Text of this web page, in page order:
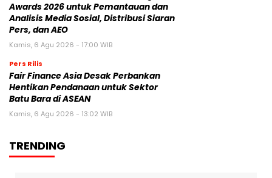
Awards 2026 untuk Pemantauan dan
Analisis Media Sosial, Distribusi Siaran
Pers, dan AEO
Kamis, 6 Agu 2026 - 17:00 WIB
Pers Rilis
Fair Finance Asia Desak Perbankan
Hentikan Pendanaan untuk Sektor
Batu Bara di ASEAN
Kamis, 6 Agu 2026 - 13:02 WIB
TRENDING